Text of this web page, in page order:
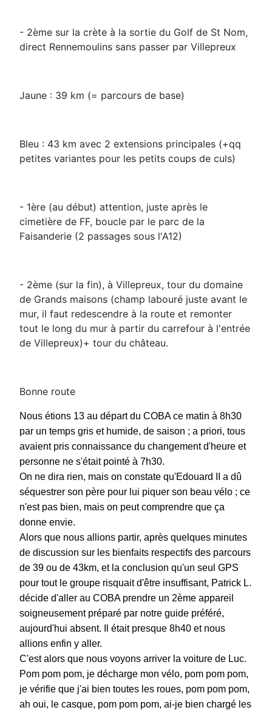
- 2ème sur la crète à la sortie du Golf de St Nom,
direct Rennemoulins sans passer par Villepreux
Jaune : 39 km (= parcours de base)
Bleu : 43 km avec 2 extensions principales (+qq
petites variantes pour les petits coups de culs)
- 1ère (au début) attention, juste après le
cimetière de FF, boucle par le parc de la
Faisanderie (2 passages sous l'A12)
- 2ème (sur la fin), à Villepreux, tour du domaine
de Grands maisons (champ labouré juste avant le
mur, il faut redescendre à la route et remonter
tout le long du mur à partir du carrefour à l'entrée
de Villepreux)+ tour du château.
Bonne route
Nous étions 13 au départ du COBA ce matin à 8h30
par un temps gris et humide, de saison ; a priori, tous
avaient pris connaissance du changement d'heure et
personne ne s'était pointé à 7h30.
On ne dira rien, mais on constate qu'Edouard II a dû
séquestrer son père pour lui piquer son beau vélo ; ce
n'est pas bien, mais on peut comprendre que ça
donne envie.
Alors que nous allions partir, après quelques minutes
de discussion sur les bienfaits respectifs des parcours
de 39 ou de 43km, et la conclusion qu'un seul GPS
pour tout le groupe risquait d'être insuffisant, Patrick L.
décide d'aller au COBA prendre un 2ème appareil
soigneusement préparé par notre guide préféré,
aujourd'hui absent. Il était presque 8h40 et nous
allions enfin y aller.
C'est alors que nous voyons arriver la voiture de Luc.
Pom pom pom, je décharge mon vélo, pom pom pom,
je vérifie que j'ai bien toutes les roues, pom pom pom,
ah oui, le casque, pom pom pom, ai-je bien chargé les